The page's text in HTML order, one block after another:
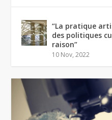
“La pratique
des politiques
raison”
10 Nov, 2022